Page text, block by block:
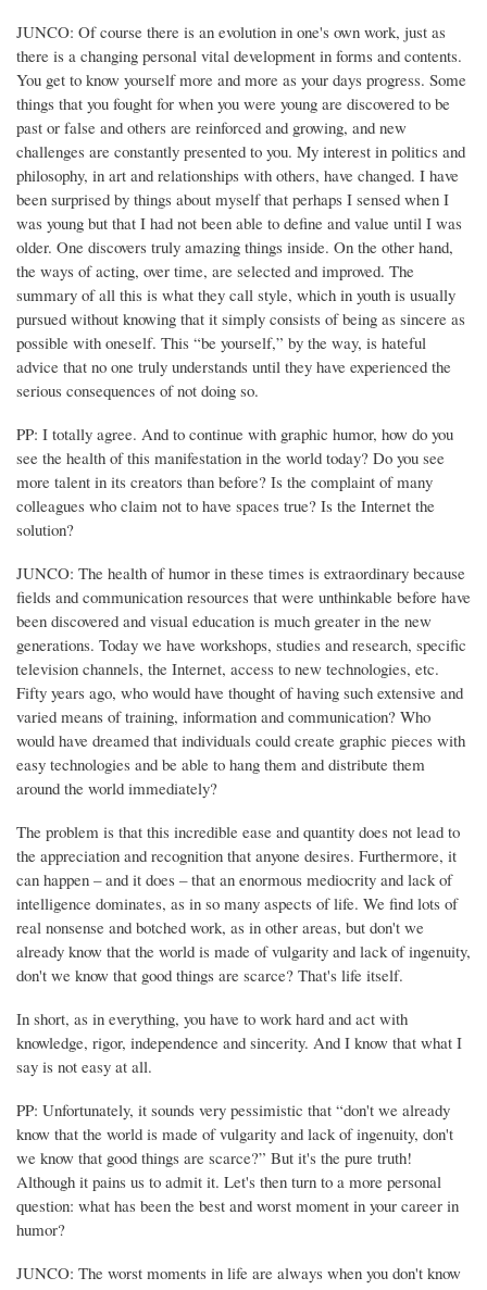
JUNCO: Of course there is an evolution in one's own work, just as
there is a changing personal vital development in forms and contents.
You get to know yourself more and more as your days progress. Some
things that you fought for when you were young are discovered to be
past or false and others are reinforced and growing, and new
challenges are constantly presented to you. My interest in politics and
philosophy, in art and relationships with others, have changed. I have
been surprised by things about myself that perhaps I sensed when I
was young but that I had not been able to define and value until I was
older. One discovers truly amazing things inside. On the other hand,
the ways of acting, over time, are selected and improved. The
summary of all this is what they call style, which in youth is usually
pursued without knowing that it simply consists of being as sincere as
possible with oneself. This “be yourself,” by the way, is hateful
advice that no one truly understands until they have experienced the
serious consequences of not doing so.
PP: I totally agree. And to continue with graphic humor, how do you
see the health of this manifestation in the world today? Do you see
more talent in its creators than before? Is the complaint of many
colleagues who claim not to have spaces true? Is the Internet the
solution?
JUNCO: The health of humor in these times is extraordinary because
fields and communication resources that were unthinkable before have
been discovered and visual education is much greater in the new
generations. Today we have workshops, studies and research, specific
television channels, the Internet, access to new technologies, etc.
Fifty years ago, who would have thought of having such extensive and
varied means of training, information and communication? Who
would have dreamed that individuals could create graphic pieces with
easy technologies and be able to hang them and distribute them
around the world immediately?
The problem is that this incredible ease and quantity does not lead to
the appreciation and recognition that anyone desires. Furthermore, it
can happen – and it does – that an enormous mediocrity and lack of
intelligence dominates, as in so many aspects of life. We find lots of
real nonsense and botched work, as in other areas, but don't we
already know that the world is made of vulgarity and lack of ingenuity,
don't we know that good things are scarce? That's life itself.
In short, as in everything, you have to work hard and act with
knowledge, rigor, independence and sincerity. And I know that what I
say is not easy at all.
PP: Unfortunately, it sounds very pessimistic that “don't we already
know that the world is made of vulgarity and lack of ingenuity, don't
we know that good things are scarce?” But it's the pure truth!
Although it pains us to admit it. Let's then turn to a more personal
question: what has been the best and worst moment in your career in
humor?
JUNCO: The worst moments in life are always when you don't know